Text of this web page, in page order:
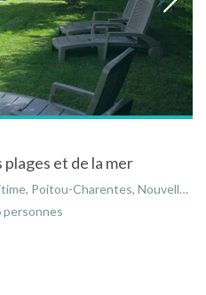
et de la mer
Charentes, Nouvelle-Aquitaine, France
personnes